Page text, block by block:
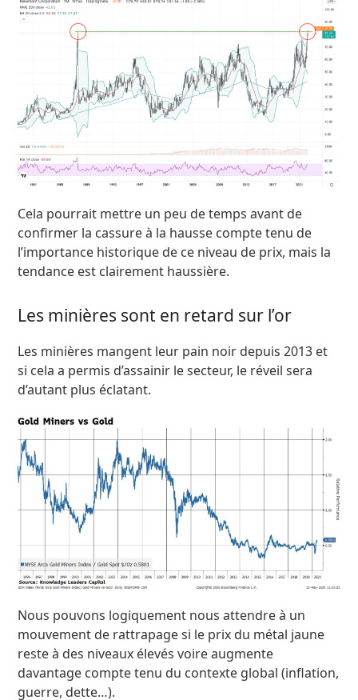
Cela pourrait mettre un peu de temps avant de
confirmer la cassure à la hausse compte tenu de
l’importance historique de ce niveau de prix, mais la
tendance est clairement haussière.
Les minières sont en retard sur l’or
Les minières mangent leur pain noir depuis 2013 et
si cela a permis d’assainir le secteur, le réveil sera
d’autant plus éclatant.
Nous pouvons logiquement nous attendre à un
mouvement de rattrapage si le prix du métal jaune
reste à des niveaux élevés voire augmente
davantage compte tenu du contexte global (inflation,
guerre, dette…).